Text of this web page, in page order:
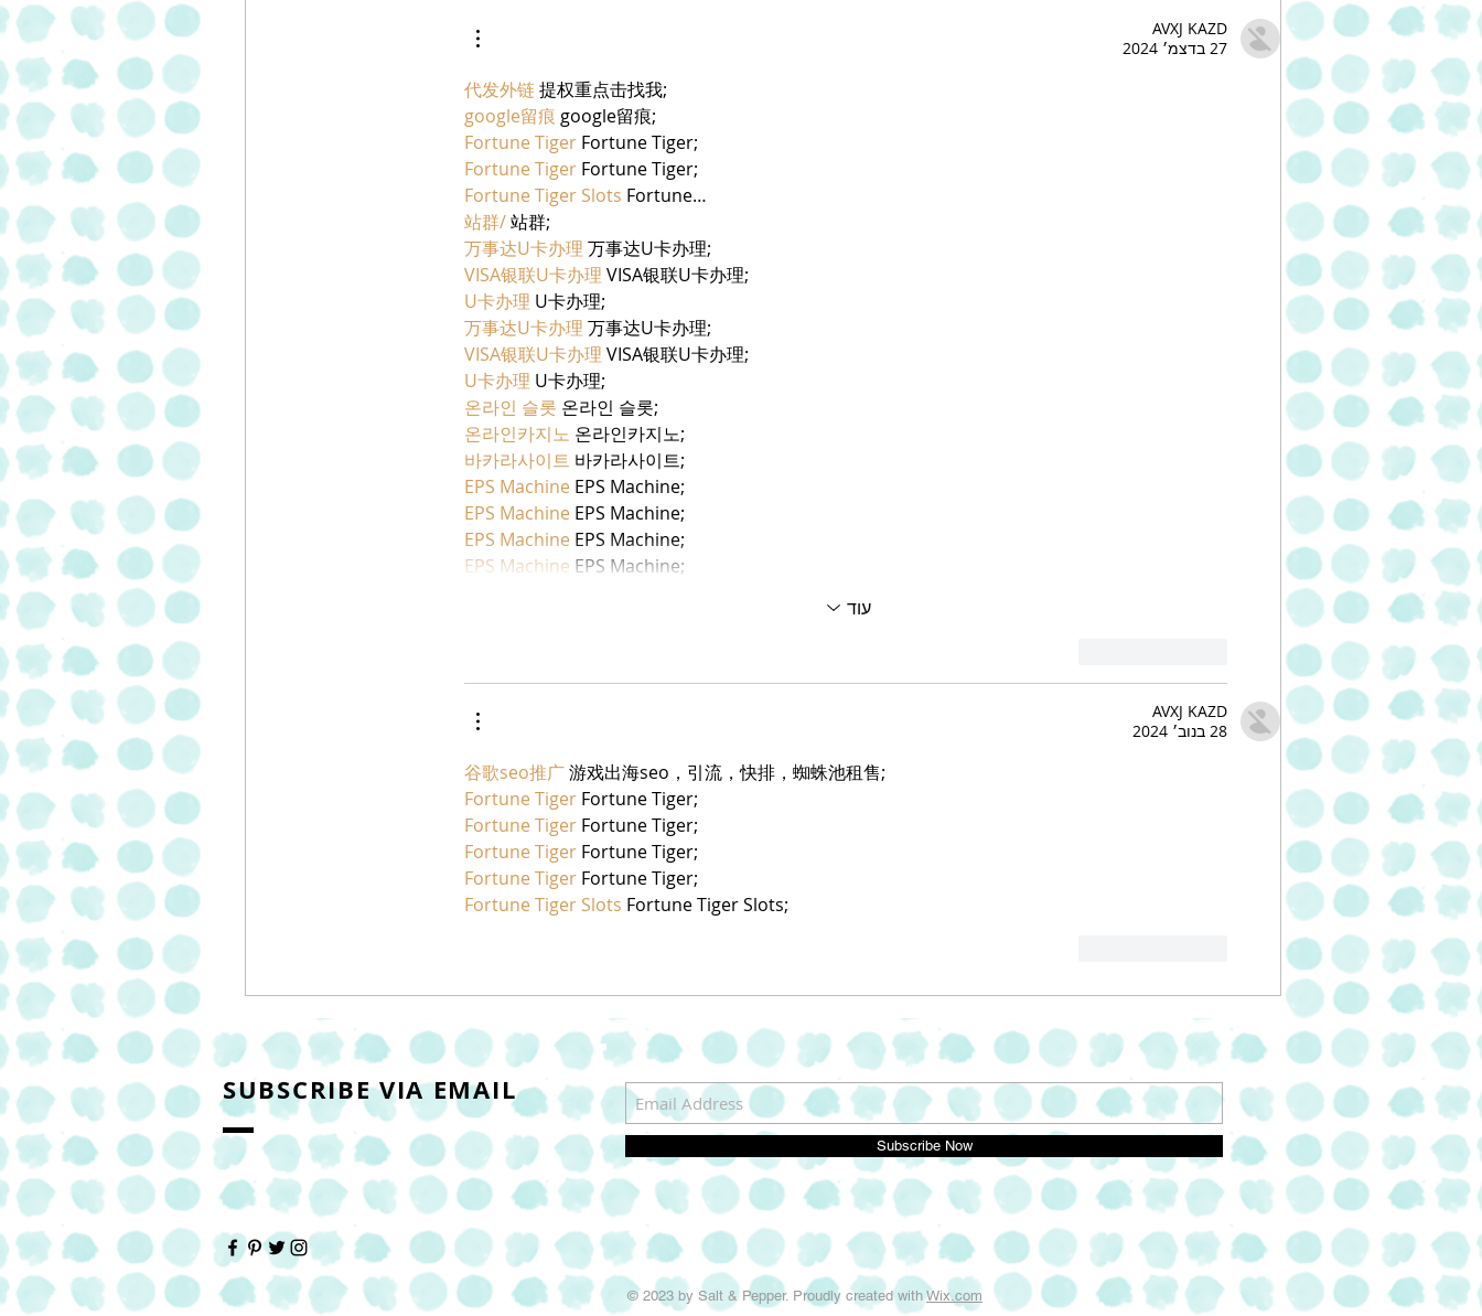
יחיעם"
AVXJ KAZD
27 בדצמ׳ 2024
代发外链 提权重点击找我;
google留痕 google留痕;
Fortune Tiger Fortune Tiger;
Fortune Tiger Fortune Tiger;
Fortune Tiger Slots Fortune…
站群/ 站群;
万事达U卡办理 万事达U卡办理;
VISA银联U卡办理 VISA银联U卡办理;
U卡办理 U卡办理;
万事达U卡办理 万事达U卡办理;
VISA银联U卡办理 VISA银联U卡办理;
U卡办理 U卡办理;
온라인 슬롯 온라인 슬롯;
온라인카지노 온라인카지노;
바카라사이트 바카라사이트;
EPS Machine EPS Machine;
EPS Machine EPS Machine;
EPS Machine EPS Machine;
EPS Machine EPS Machine;
עוד
AVXJ KAZD
28 בנוב׳ 2024
谷歌seo推广 游戏出海seo，引流，快排，蜘蛛池租售;
Fortune Tiger Fortune Tiger;
Fortune Tiger Fortune Tiger;
Fortune Tiger Fortune Tiger;
Fortune Tiger Fortune Tiger;
Fortune Tiger Slots Fortune Tiger Slots;
SUBSCRIBE VIA EMAIL
Subscribe Now
© 2023 by Salt & Pepper. Proudly created withWix.com